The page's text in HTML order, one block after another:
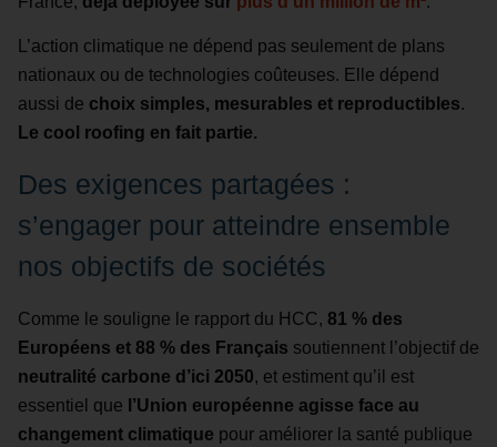
L’action climatique ne dépend pas seulement de plans
nationaux ou de technologies coûteuses. Elle dépend
aussi de choix simples, mesurables et reproductibles.
Le cool roofing en fait partie.
Des exigences partagées :
s’engager pour atteindre ensemble
nos objectifs de sociétés
Comme le souligne le rapport du HCC, 81 % des
Européens et 88 % des Français soutiennent l’objectif de
neutralité carbone d’ici 2050, et estiment qu’il est
essentiel que l’Union européenne agisse face au
changement climatique pour améliorer la santé publique